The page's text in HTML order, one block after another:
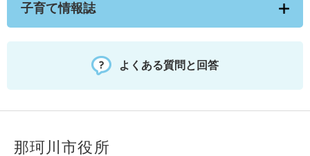
子育て情報誌
よくある質問と回答
那珂川市役所